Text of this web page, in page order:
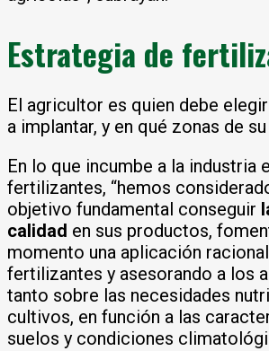
Estrategia de
El agricultor es quien debe
a implantar, y en qué zonas de
En lo que incumbe a la industria
fertilizantes, “hemos
objetivo fundamental conseguir
calidad en sus productos,
momento una aplicación
fertilizantes y asesorando a los
tanto sobre las necesidades
cultivos, en función a las
suelos y condiciones